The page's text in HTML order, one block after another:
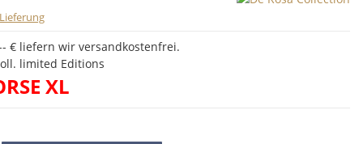
€ liefern wir versandkostenfrei.
limited Editions
XL